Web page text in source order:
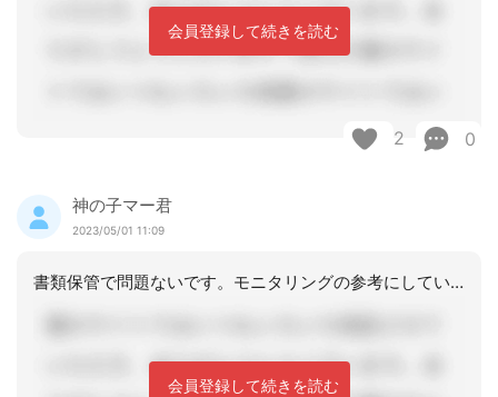
会員登録して続きを読む
2 0
神の子マー君
2023/05/01 11:09
書類保管で問題ないです。モニタリングの参考にしています。
会員登録して続きを読む